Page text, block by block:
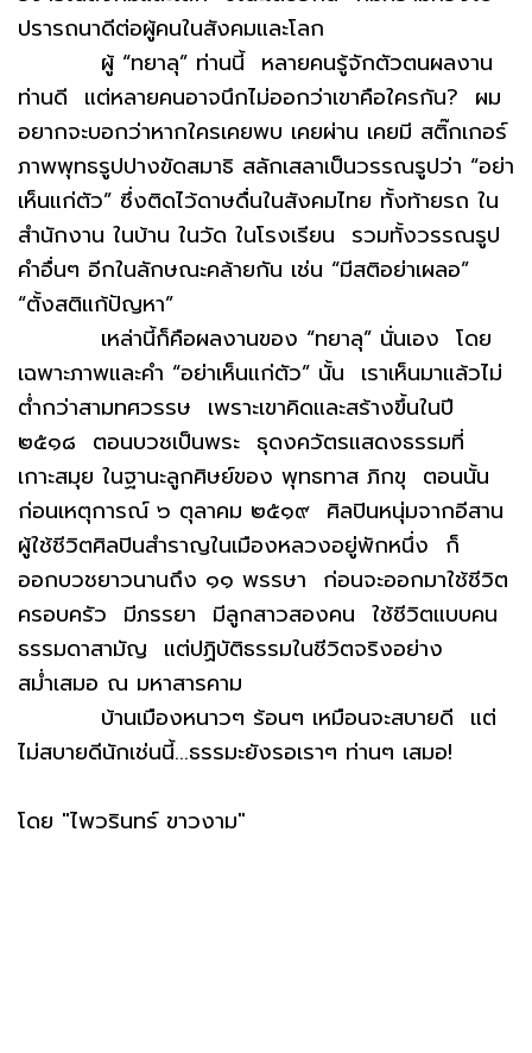
ปรารถนาดีต่อผู้คนในสังคมและโลก
ผู้ “ทยาลุ” ท่านนี้ หลายคนรู้จักตัวตนผลงาน
ท่านดี แต่หลายคนอาจนึกไม่ออกว่าเขาคือใครกัน? ผม
อยากจะบอกว่าหากใครเคยพบ เคยผ่าน เคยมี สติ๊กเกอร์
ภาพพุทธรูปปางขัดสมาธิ สลักเสลาเป็นวรรณรูปว่า “อย่า
เห็นแก่ตัว” ซึ่งติดไว้ดาษดื่นในสังคมไทย ทั้งท้ายรถ ใน
สำนักงาน ในบ้าน ในวัด ในโรงเรียน รวมทั้งวรรณรูป
คำอื่นๆ อีกในลักษณะคล้ายกัน เช่น “มีสติอย่าเผลอ”
“ตั้งสติแก้ปัญหา”
เหล่านี้ก็คือผลงานของ “ทยาลุ” นั่นเอง โดย
เฉพาะภาพและคำ “อย่าเห็นแก่ตัว” นั้น เราเห็นมาแล้วไม่
ต่ำกว่าสามทศวรรษ เพราะเขาคิดและสร้างขึ้นในปี
๒๕๑๘ ตอนบวชเป็นพระ ธุดงควัตรแสดงธรรมที่
เกาะสมุย ในฐานะลูกศิษย์ของ พุทธทาส ภิกขุ ตอนนั้น
ก่อนเหตุการณ์ ๖ ตุลาคม ๒๕๑๙ ศิลปินหนุ่มจากอีสาน
ผู้ใช้ชีวิตศิลปินสำราญในเมืองหลวงอยู่พักหนึ่ง ก็
ออกบวชยาวนานถึง ๑๑ พรรษา ก่อนจะออกมาใช้ชีวิต
ครอบครัว มีภรรยา มีลูกสาวสองคน ใช้ชีวิตแบบคน
ธรรมดาสามัญ แต่ปฏิบัติธรรมในชีวิตจริงอย่าง
สม่ำเสมอ ณ มหาสารคาม
บ้านเมืองหนาวๆ ร้อนๆ เหมือนจะสบายดี แต่
ไม่สบายดีนักเช่นนี้...ธรรมะยังรอเราๆ ท่านๆ เสมอ!
โดย "ไพวรินทร์ ขาวงาม"